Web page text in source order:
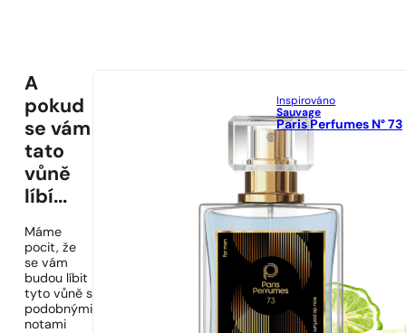
A
pokud
se vám
tato
vůně
líbí...
Máme
pocit, že
se vám
budou líbit
tyto vůně s
podobnými
notami
Inspirováno
Sauvage
Paris Perfumes N° 73